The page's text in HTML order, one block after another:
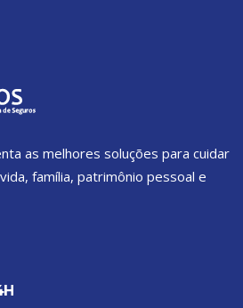
as melhores soluções para cuidar
família, patrimônio pessoal e